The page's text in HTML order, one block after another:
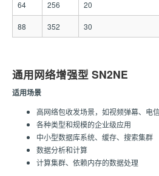
64 256 20
88 352 30
通用网络增强型 SN2NE
适用场景
高网络包收发场景，如视频弹幕、电
各种类型和规模的企业级应用
中小型数据库系统、缓存、搜索集群
数据分析和计算
计算集群、依赖内存的数据处理